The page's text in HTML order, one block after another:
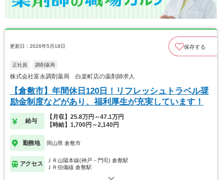
更新日：2026年5月18日 保存する
正社員 調剤薬局
株式会社富永調剤薬局 白楽町店の薬剤師求人
【倉敷市】年間休日120日！リフレッシュトラベル奨
励金制度などがあり、福利厚生が充実しています！
給与
【月収】25.8万円～47.1万円
【時給】1,700円～2,140円
勤務地 岡山県 倉敷市
アクセス
ＪＲ山陽本線(神戸－門司) 倉敷駅
ＪＲ伯備線 倉敷駅